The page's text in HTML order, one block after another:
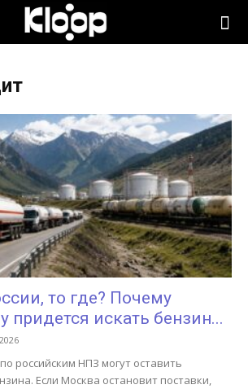
то где? Почему
придется искать бензин...
российским НПЗ могут оставить
Если Москва остановит поставки,